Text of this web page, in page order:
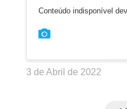
Conteúdo indisponível
3 de Abril de 2022